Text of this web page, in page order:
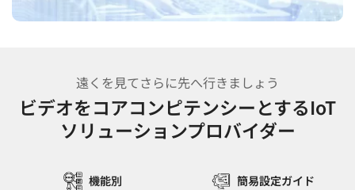
遠くを見てさらに先へ行きましょう
ビデオをコアコンピテンシーとするIoT
ソリューションプロバイダー
機能別 簡易設定ガイド